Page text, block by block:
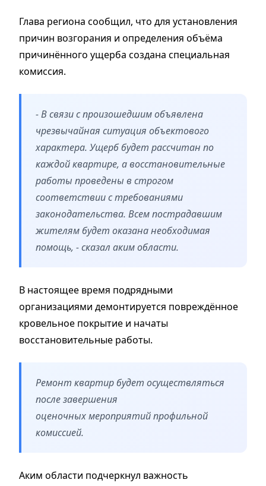
Глава региона сообщил, что для установления
причин возгорания и определения объёма
причинённого ущерба создана специальная
комиссия.
- В связи с произошедшим объявлена
чрезвычайная ситуация объектового
характера. Ущерб будет рассчитан по
каждой квартире, а восстановительные
работы проведены в строгом
соответствии с требованиями
законодательства. Всем пострадавшим
жителям будет оказана необходимая
помощь, - сказал аким области.
В настоящее время подрядными
организациями демонтируется повреждённое
кровельное покрытие и начаты
восстановительные работы.
Ремонт квартир будет осуществляться
после завершения
оценочных мероприятий профильной
комиссией.
Аким области подчеркнул важность